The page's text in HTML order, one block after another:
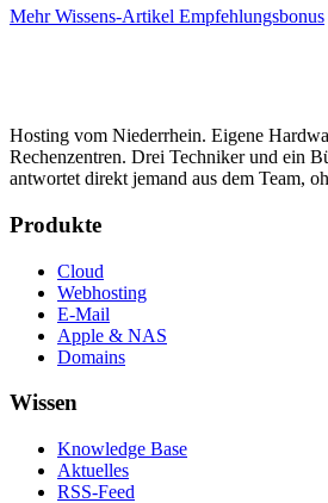
Mehr Wissens-Artikel Empfehlungsbonus
Hosting vom Niederrhein. Eigene
Rechenzentren. Drei Techniker und ein
antwortet direkt jemand aus dem Team,
Produkte
Cloud
Webhosting
E-Mail
Apple & NAS
Domains
Wissen
Knowledge Base
Aktuelles
RSS-Feed